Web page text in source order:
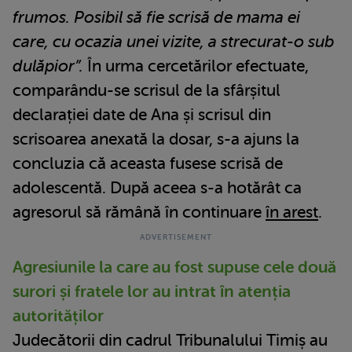
frumos. Posibil să fie scrisă de mama ei
care, cu ocazia unei vizite, a strecurat-o sub
dulăpior”. În urma cercetărilor efectuate,
comparându-se scrisul de la sfârșitul
declarației date de Ana și scrisul din
scrisoarea anexată la dosar, s-a ajuns la
concluzia că aceasta fusese scrisă de
adolescentă. După aceea s-a hotărât ca
agresorul să rămână în continuare în arest.
Agresiunile la care au fost supuse cele două
surori și fratele lor au intrat în atenția
autorităților
Judecătorii din cadrul Tribunalului Timiș au